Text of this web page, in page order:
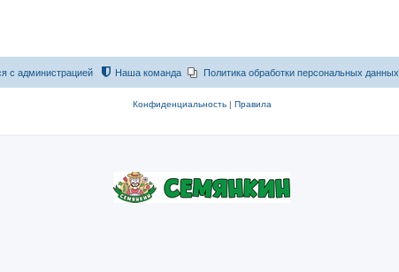
Политика обработки персональных данных
Наша команда
с администрацией
Конфиденциальность| Правила